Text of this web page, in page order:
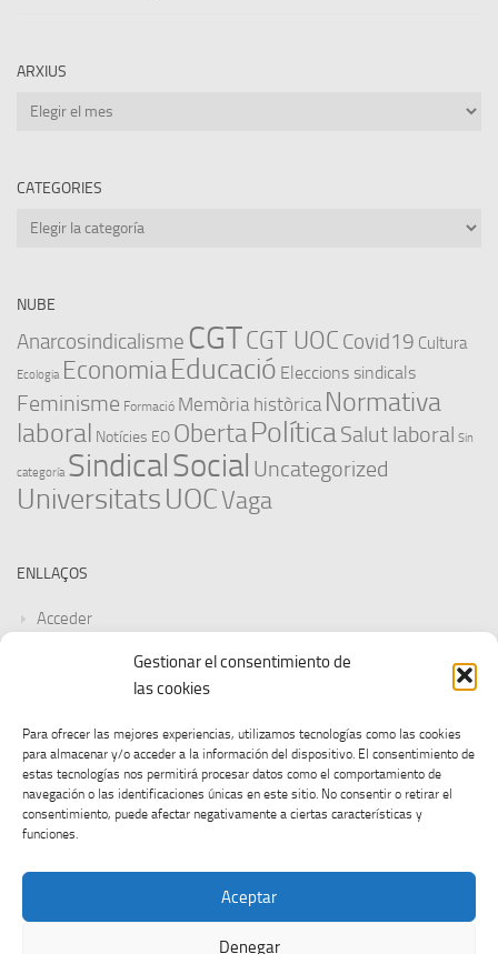
Gestionar el consentimiento de
las cookies
Para ofrecer las mejores experiencias, utilizamos tecnologías como las cookies
para almacenar y/o acceder a la información del dispositivo. El consentimiento de
estas tecnologías nos permitirá procesar datos como el comportamiento de
navegación o las identificaciones únicas en este sitio. No consentir o retirar el
consentimiento, puede afectar negativamente a ciertas características y
funciones.
Aceptar
Denegar
ARXIUS
Arxius
CATEGORIES
Categories
NUBE
Anarcosindicalisme CGTCGT UOC Covid19 Cultura
Ecologia EconomiaEducació Eleccions sindicals
Feminisme Formació Memòria històrica Normativa
laboral Notícies EO ObertaPolíticaSalut laboral Sin
categoría SindicalSocial Uncategorized
UniversitatsUOCVaga
ENLLAÇOS
Acceder
Feed de entradas
WordPress.org